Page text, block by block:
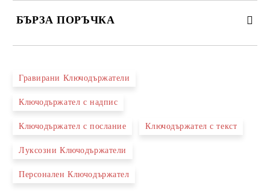
БЪРЗА ПОРЪЧКА
Ние ще се свържем с вас в рамките на работния ден.
Гравирани Ключодържатели
Ключодържател с надпис
Ключодържател с послание Ключодържател с текст
Луксозни Ключодържатели
Персонален Ключодържател